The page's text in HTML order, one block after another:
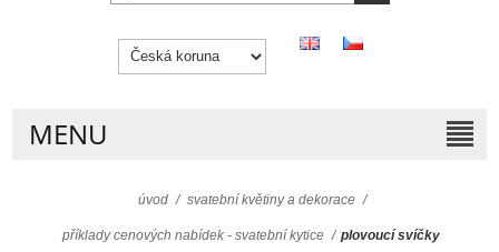
MENU
úvod / svatební květiny a dekorace /
příklady cenových nabídek - svatební kytice / plovoucí svíčky